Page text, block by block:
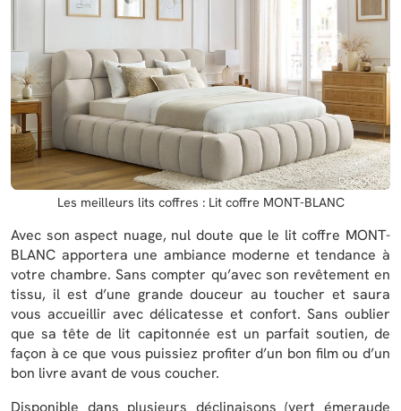
Les meilleurs lits coffres : Lit coffre MONT-BLANC
Avec son aspect nuage, nul doute que le lit coffre MONT-
BLANC apportera une ambiance moderne et tendance à
votre chambre. Sans compter qu’avec son revêtement en
tissu, il est d’une grande douceur au toucher et saura
vous accueillir avec délicatesse et confort. Sans oublier
que sa tête de lit capitonnée est un parfait soutien, de
façon à ce que vous puissiez profiter d’un bon film ou d’un
bon livre avant de vous coucher.
Disponible dans plusieurs déclinaisons (vert émeraude